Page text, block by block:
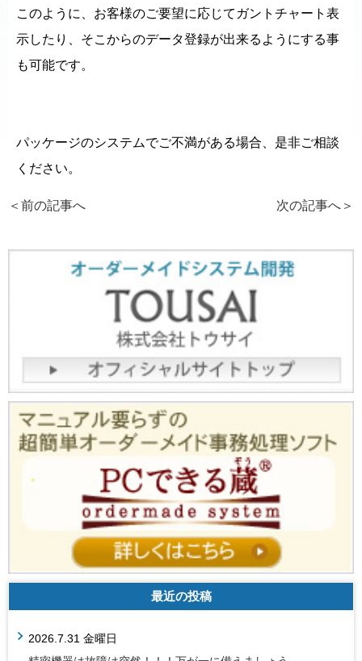
このように、お客様のご要望に応じてガントチャート表
示したり、そこからのデータ登録が出来るようにする事
も可能です。
パッケージのシステムでご不満がある場合、是非ご相談
ください。
＜前の記事へ 次の記事へ ＞
最近の投稿
2026.7.31 金曜日